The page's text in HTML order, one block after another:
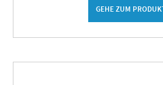
GEHE ZUM